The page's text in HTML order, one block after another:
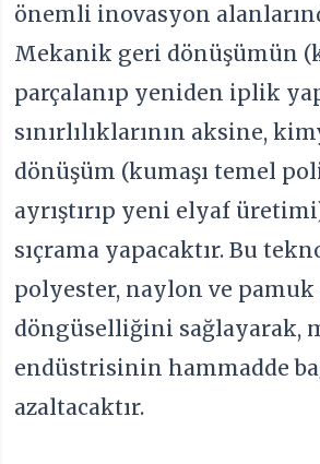
önemli inovasyon
Mekanik geri dönüşümün
parçalanıp yeniden iplik
sınırlılıklarının aksine,
dönüşüm (kumaşı temel
ayrıştırıp yeni elyaf
sıçrama yapacaktır. Bu
polyester, naylon ve
döngüselliğini sağlayarak,
endüstrisinin hammadde
azaltacaktır.